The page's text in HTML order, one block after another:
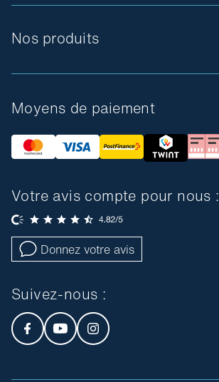
Nos produits
Moyens de paiement
Votre avis compte pour nous :
Donnez votre avis
Suivez-nous :